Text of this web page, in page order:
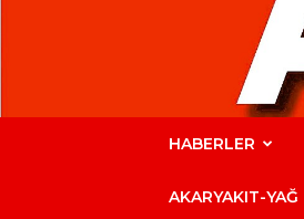
HABERLER
AKARYAKIT-YAĞ